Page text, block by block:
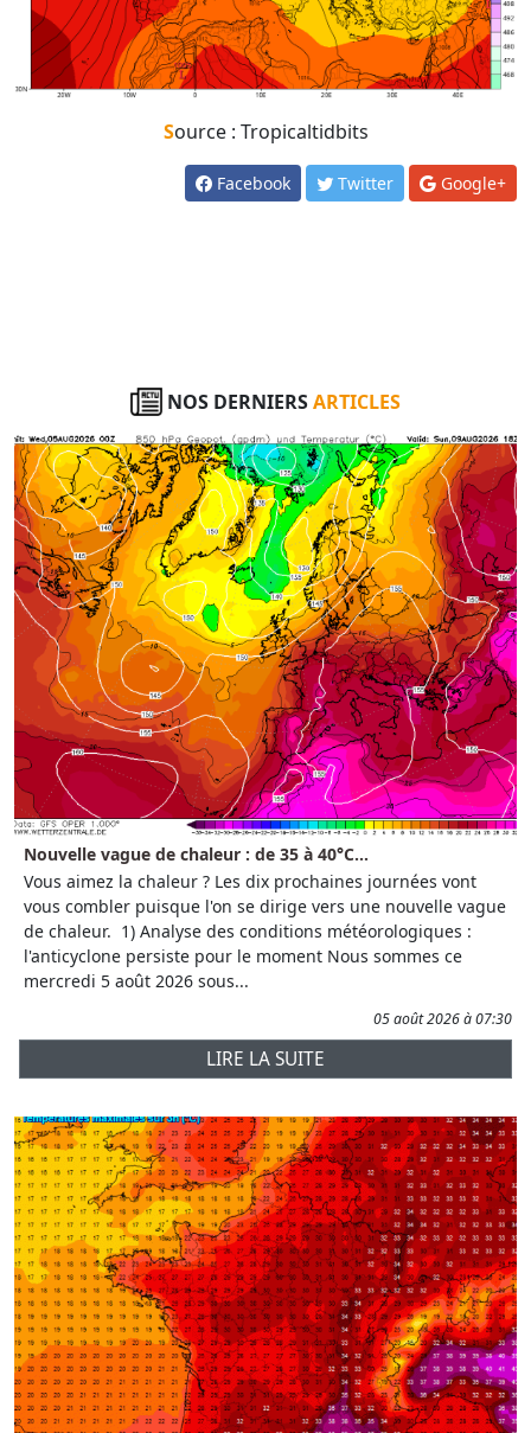
Source : Tropicaltidbits
Facebook Twitter Google+
NOS DERNIERSARTICLES
Nouvelle vague de chaleur : de 35 à 40°C...
Vous aimez la chaleur ? Les dix prochaines journées vont
vous combler puisque l'on se dirige vers une nouvelle vague
de chaleur. 1) Analyse des conditions météorologiques :
l'anticyclone persiste pour le moment Nous sommes ce
mercredi 5 août 2026 sous...
05 août 2026 à 07:30
LIRE LA SUITE